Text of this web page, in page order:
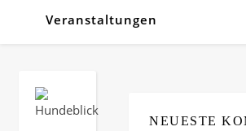
Veranstaltungen
NEUESTE